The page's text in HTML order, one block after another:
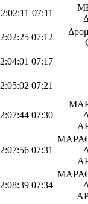
2:02:11 07:11
2:02:25 07:12
2:04:01 07:17
2:05:02 07:21
2:07:44 07:30
2:07:56 07:31
2:08:39 07:34